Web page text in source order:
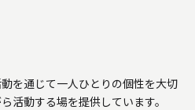
を通じて一人ひとりの個性を大切
活動する場を提供しています。